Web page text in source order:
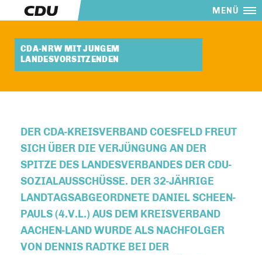
MENÜ
CDA-NRW MIT JUNGEM
LANDESVORSITZENDEN
DER CDA-KREISVERBAND COESFELD FREUT
SICH ÜBER DIE VERJÜNGUNG AN DER
SPITZE DES LANDESVERBANDES DER CDU-
SOZIALAUSSCHÜSSE. DER 32-JÄHRIGE
LANDTAGSABGEORDNETE DANIEL SCHEEN-
PAULS (4.V.L.) AUS DEM KREISVERBAND
AACHEN-LAND WURDE ALS NACHFOLGER
VON DENNIS RADTKE BEI DER